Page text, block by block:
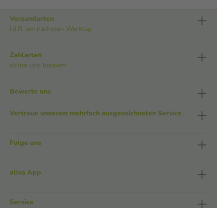
Versandarten
i.d.R. am nächsten Werktag
Zahlarten
sicher und bequem
Bewerte uns
Vertraue unserem mehrfach ausgezeichneten Service
Folge uns
aliva App
Service